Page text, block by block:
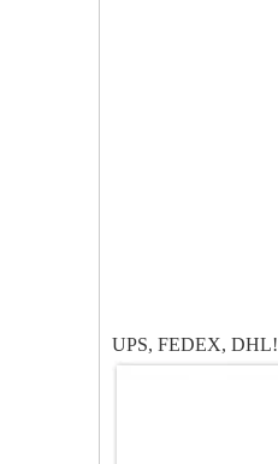
UPS, FEDEX, DHL!